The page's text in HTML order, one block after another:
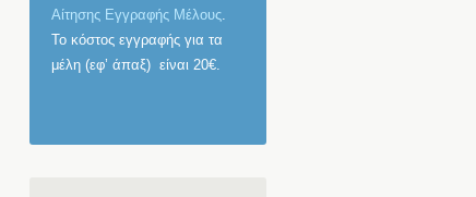
Αίτησης Εγγραφής Μέλους.
Το κόστος εγγραφής για τα
μέλη (εφ’ άπαξ) είναι 20€.